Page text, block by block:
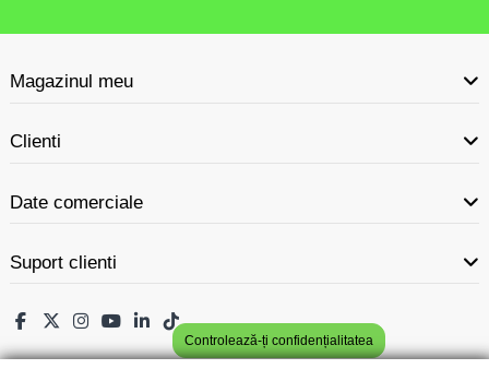
Magazinul meu
Clienti
Date comerciale
Suport clienti
Controlează-ți confidențialitatea